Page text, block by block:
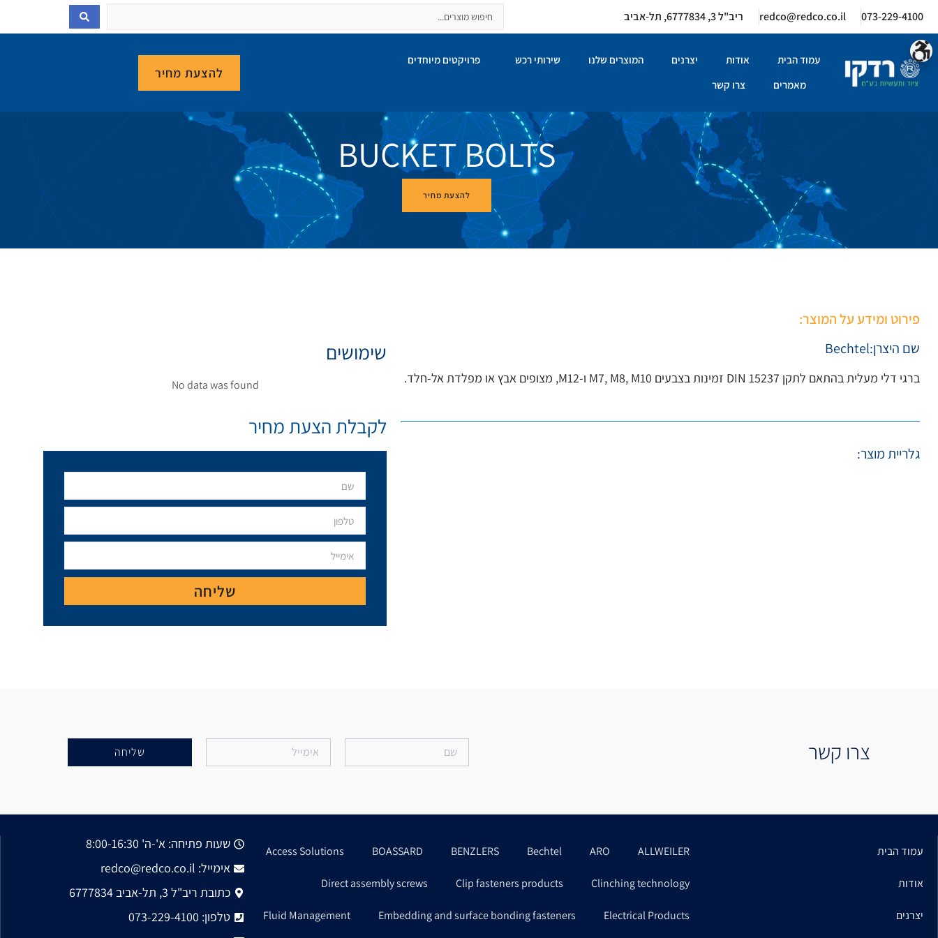
073-229-4100
redco@redco.co.il ריב"ל 3, 6777834, תל-אביב
עמוד הבית אודות יצרנים המוצרים שלנו שירותי רכש
פרויקטים מיוחדים
מאמרים
צרו קשר
להצעת מחיר
BUCKET BOLTS
להצעת מחיר
פירוט ומידע על המוצר:
שם היצרן:Bechtel
ברגי דלי מעלית בהתאם לתקן DIN 15237 זמינות בצבעים M7, M8, M10 ו-M12, מצופים אבץ או מפלדת אל-חלד.
גלריית מוצר:
שימושים
No data was found
לקבלת הצעת מחיר
שליחה
צרו קשר שליחה
עמוד הבית
אודות
יצרנים
ALLWEILER
ARO
Bechtel
BENZLERS
BOASSARD
Access Solutions
Clinching technology
Clip fasteners products
Direct assembly screws
Electrical Products
Embedding and surface bonding fasteners
Fluid Management
שעות פתיחה: א'-ה' 8:00-16:30
אימייל: redco@redco.co.il
כתובת ריב"ל 3, תל-אביב 6777834
טלפון: 073-229-4100